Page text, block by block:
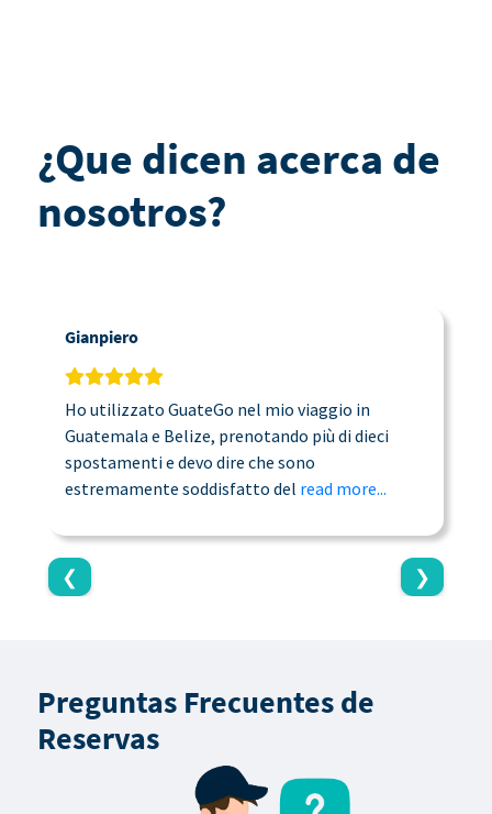
¿Que dicen acerca de
nosotros?
❮
Gianpiero
Ho utilizzato GuateGo nel mio viaggio in
Guatemala e Belize, prenotando più di dieci
spostamenti e devo dire che sono
estremamente soddisfatto del read more...
❯
Preguntas Frecuentes de
Reservas